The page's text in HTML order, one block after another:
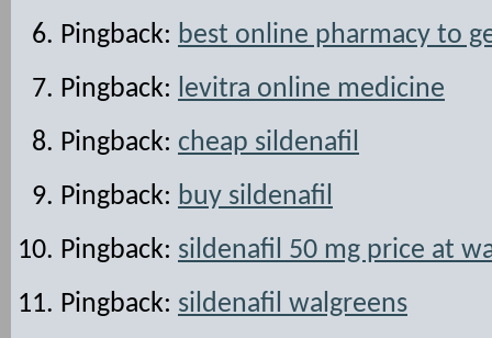
Pingback: best online pharmacy to
Pingback: levitra online medicine
Pingback: cheap sildenafil
Pingback: buy sildenafil
Pingback: sildenafil 50 mg price at
Pingback: sildenafil walgreens